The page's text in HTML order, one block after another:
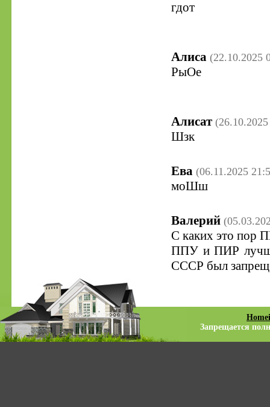
гдот
Алиса (22.10.2025
РыОе
Алисат
Шзк
Ева (06.11.2025
моШш
Валерий
С каких это пор
ППУ и ПИР
СССР был
Запрещается